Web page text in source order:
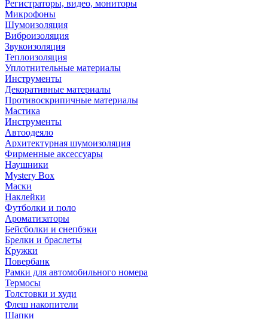
Регистраторы, видео, мониторы
Микрофоны
Шумоизоляция
Виброизоляция
Звукоизоляция
Теплоизоляция
Уплотнительные материалы
Инструменты
Декоративные материалы
Противоскрипичные материалы
Мастика
Инструменты
Автоодеяло
Архитектурная шумоизоляция
Фирменные аксессуары
Наушники
Mystery Box
Маски
Наклейки
Футболки и поло
Ароматизаторы
Бейсболки и снепбэки
Брелки и браслеты
Кружки
Повербанк
Рамки для автомобильного номера
Термосы
Толстовки и худи
Флеш накопители
Шапки